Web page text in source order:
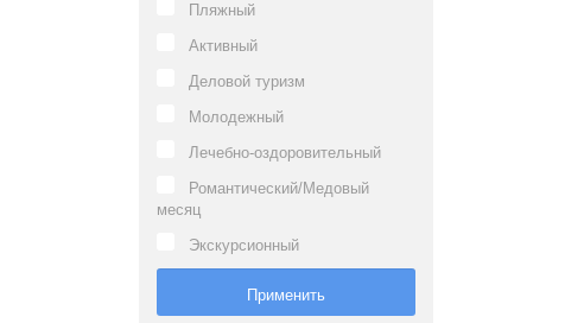
Пляжный
Активный
Деловой туризм
Молодежный
Лечебно-оздоровительный
Романтический/Медовый
месяц
Экскурсионный